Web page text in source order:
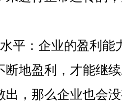
平：企业的盈利能
断地盈利，才能继
出，那么企业也会